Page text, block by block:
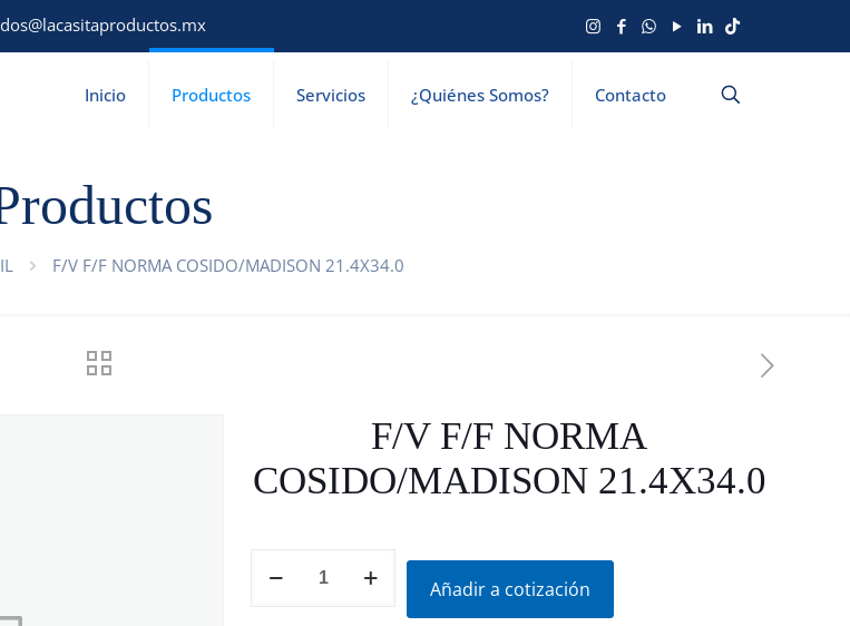
Inicio Productos Servicios ¿Quiénes Somos? Contacto
F/V F/F NORMA COSIDO/MADISON 21.4X34.0
F/V F/F NORMA
COSIDO/MADISON 21.4X34.0
Añadir a cotización